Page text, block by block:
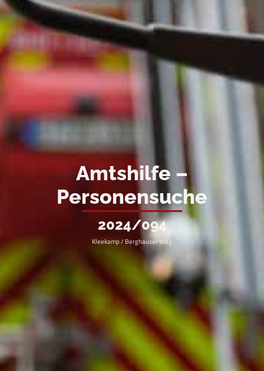
Amtshilfe –
Personensuche
2024/094
Kleekamp / Berghauser Weg